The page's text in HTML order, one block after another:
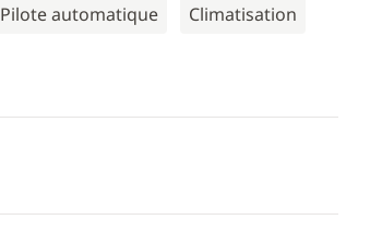
Pilote automatique
Climatisation